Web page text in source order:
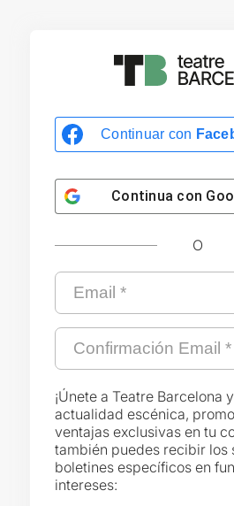
Continuar con
Continua con
O
¡Únete a Teatre Barcelona
actualidad escénica,
ventajas exclusivas en tu
también puedes recibir los
boletines específicos en
intereses: